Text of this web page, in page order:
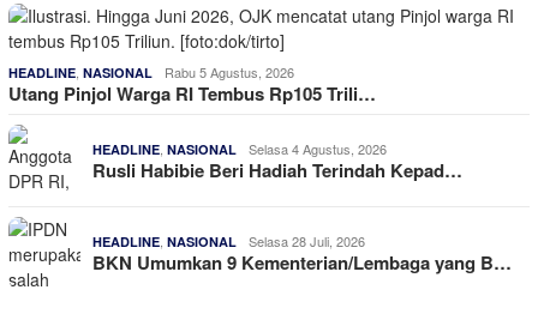
HEADLINE NASIONAL Rabu 5 Agustus, 2026
Utang Pinjol Warga RI Tembus Rp105 Trili…
HEADLINE NASIONAL Selasa 4 Agustus, 2026
Rusli Habibie Beri Hadiah Terindah Kepad…
HEADLINE NASIONAL Selasa 28 Juli, 2026
BKN Umumkan 9 Kementerian/Lembaga yang B…